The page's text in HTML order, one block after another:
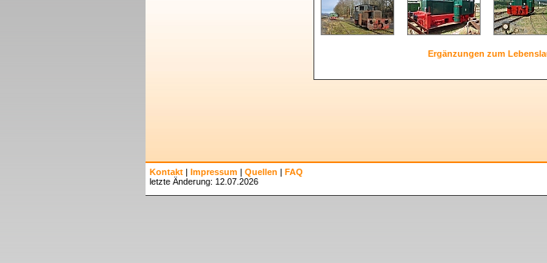
Ergänzungen zum
Kontakt | Impressum | Quellen | FAQ
letzte Änderung: 12.07.2026